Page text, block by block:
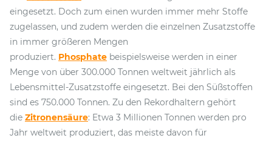
eingesetzt. Doch zum einen wurden immer mehr Stoffe
zugelassen, und zudem werden die einzelnen Zusatzstoffe
in immer größeren Mengen
produziert. Phosphate beispielsweise werden in einer
Menge von über 300.000 Tonnen weltweit jährlich als
Lebensmittel-Zusatzstoffe eingesetzt. Bei den Süßstoffen
sind es 750.000 Tonnen. Zu den Rekordhaltern gehört
die Zitronensäure: Etwa 3 Millionen Tonnen werden pro
Jahr weltweit produziert, das meiste davon für